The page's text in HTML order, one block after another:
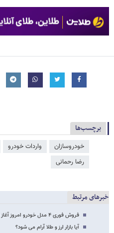
برچسب‌ها
خودروسازان واردات خودرو
رضا رحمانی
خبرهای مرتبط
فروش فوری ۴ مدل خودرو امروز آغاز می‌شود
آیا بازار ارز و طلا آرام می شود؟